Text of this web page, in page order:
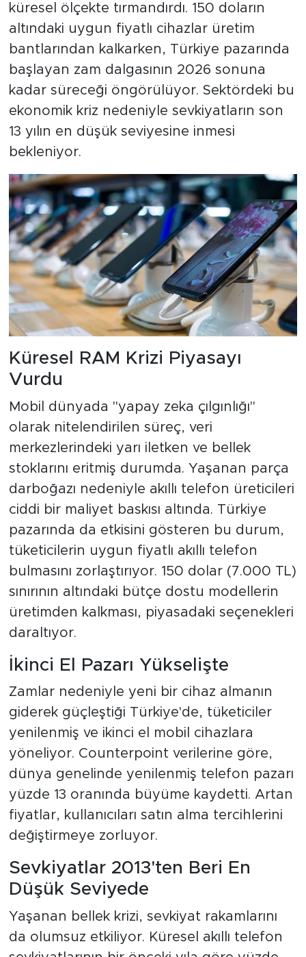
küresel ölçekte tırmandırdı. 150 doların
altındaki uygun fiyatlı cihazlar üretim
bantlarından kalkarken, Türkiye pazarında
başlayan zam dalgasının 2026 sonuna
kadar süreceği öngörülüyor. Sektördeki bu
ekonomik kriz nedeniyle sevkiyatların son
13 yılın en düşük seviyesine inmesi
bekleniyor.
Küresel RAM Krizi Piyasayı
Vurdu
Mobil dünyada "yapay zeka çılgınlığı"
olarak nitelendirilen süreç, veri
merkezlerindeki yarı iletken ve bellek
stoklarını eritmiş durumda. Yaşanan parça
darboğazı nedeniyle akıllı telefon üreticileri
ciddi bir maliyet baskısı altında. Türkiye
pazarında da etkisini gösteren bu durum,
tüketicilerin uygun fiyatlı akıllı telefon
bulmasını zorlaştırıyor. 150 dolar (7.000 TL)
sınırının altındaki bütçe dostu modellerin
üretimden kalkması, piyasadaki seçenekleri
daraltıyor.
İkinci El Pazarı Yükselişte
Zamlar nedeniyle yeni bir cihaz almanın
giderek güçleştiği Türkiye'de, tüketiciler
yenilenmiş ve ikinci el mobil cihazlara
yöneliyor. Counterpoint verilerine göre,
dünya genelinde yenilenmiş telefon pazarı
yüzde 13 oranında büyüme kaydetti. Artan
fiyatlar, kullanıcıları satın alma tercihlerini
değiştirmeye zorluyor.
Sevkiyatlar 2013'ten Beri En
Düşük Seviyede
Yaşanan bellek krizi, sevkiyat rakamlarını
da olumsuz etkiliyor. Küresel akıllı telefon